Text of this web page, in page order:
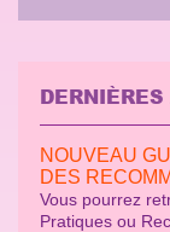
NOUVEAU
DES
Vous pourrez
Pratiques ou